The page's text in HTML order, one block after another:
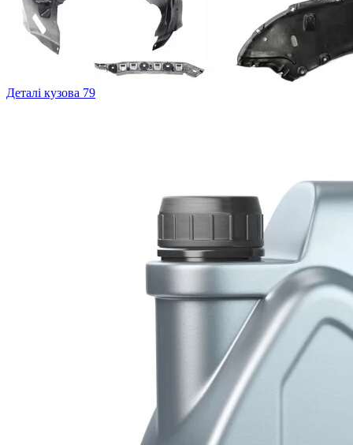
Деталі кузова 79